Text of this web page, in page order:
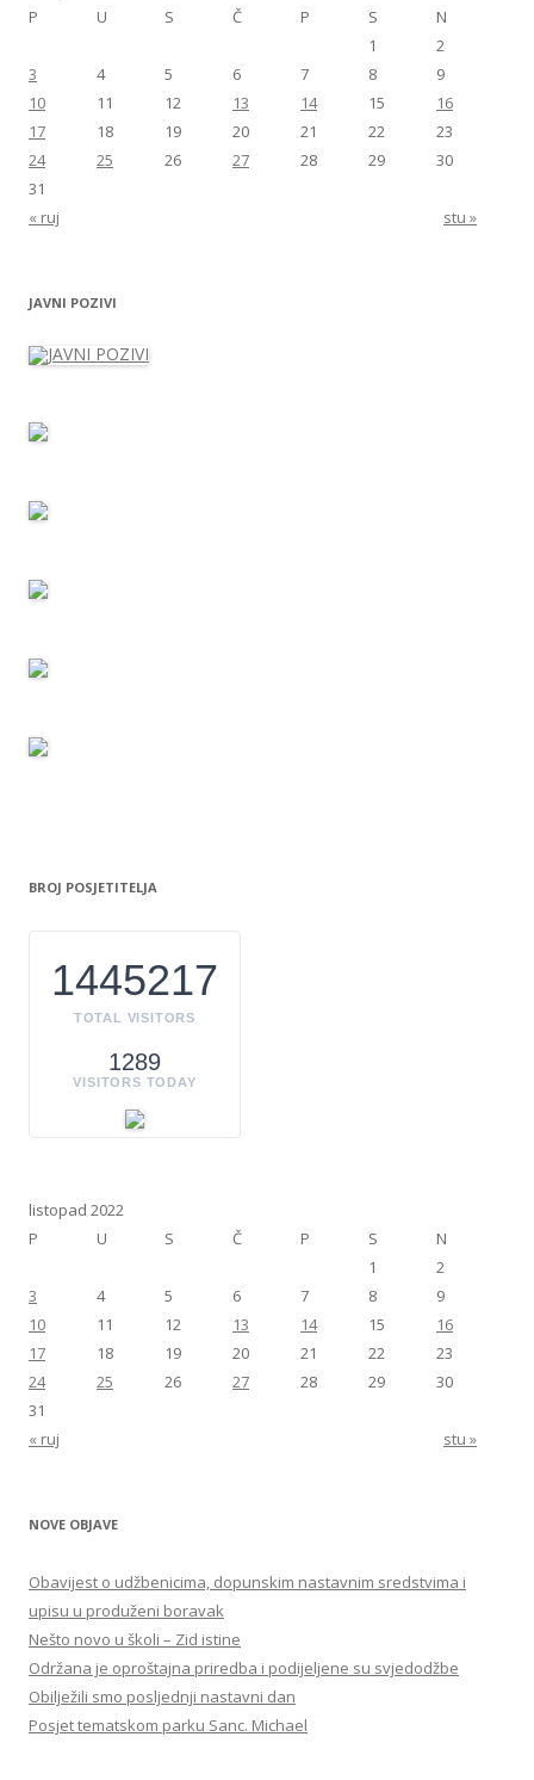
P
U S Č P S
N
1
2
3
4 5 6 7 8
9
10
11 12 13 14 15
16
17
18 19 20 21 22
23
24
25 26 27 28 29
30
31
« ruj
stu »
JAVNI POZIVI
BROJ POSJETITELJA
1445217
TOTAL VISITORS
1289
VISITORS TODAY
listopad 2022
P
U S Č P S
N
1
2
3
4 5 6 7 8
9
10
11 12 13 14 15
16
17
18 19 20 21 22
23
24
25 26 27 28 29
30
31
« ruj
stu »
NOVE OBJAVE
Obavijest o udžbenicima, dopunskim nastavnim sredstvima i
upisu u produženi boravak
Nešto novo u školi – Zid istine
Održana je oproštajna priredba i podijeljene su svjedodžbe
Obilježili smo posljednji nastavni dan
Posjet tematskom parku Sanc. Michael